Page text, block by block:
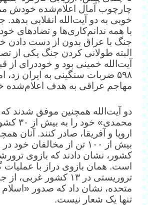
چارچوب آمال اعلام‌شده خودش
خوبی به دو آیت‌الله انقلابی
با همه ندانم‌‌کاری‌ها و تضادهای
جنگ با عراق بدون از دست دادن
البته طولانی کردن جنگ یکی از
آیت‌الله خمینی بود و خوددرای از
۵۹۸ ضربات سنگینی به ایران زد،
مهاجم عراقی به هدف اعلام‌شده
دو آیت‌الله همچنین موفق شدند
محمدی»
اروپا و آفریقا، صادر کنند. آنان
کشور، نشان دادند که بازوی
است. همان بازوی دراز با عملیات
تروریستی در ۱۳ کشور
متحده، نشان داد که صدور
تنها یک شعار نیست.